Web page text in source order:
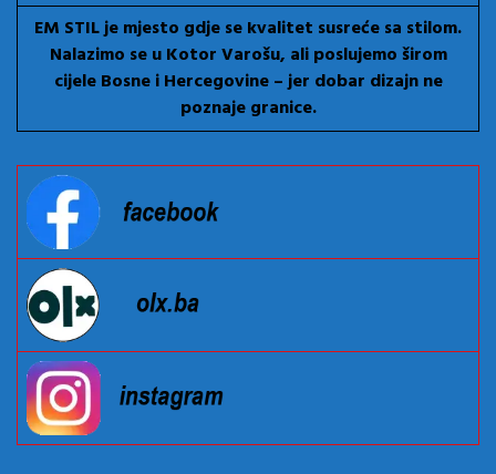
EM STIL je mjesto gdje se kvalitet susreće sa stilom.
Nalazimo se u Kotor Varošu, ali poslujemo širom
cijele Bosne i Hercegovine – jer dobar dizajn ne
poznaje granice.